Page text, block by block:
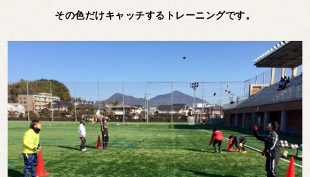
その色だけキャッチするトレーニングです。